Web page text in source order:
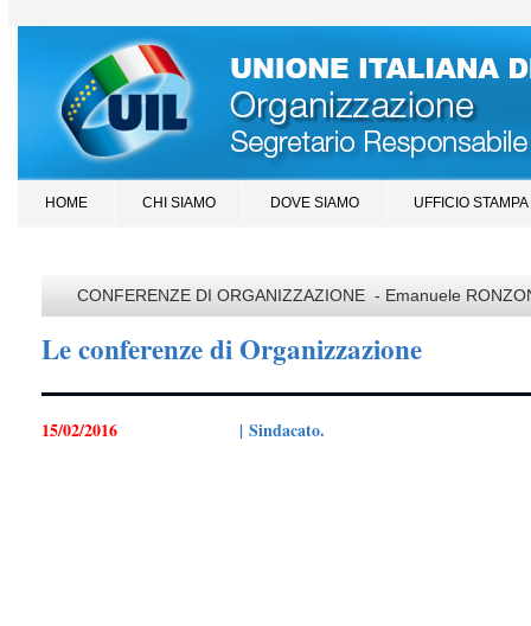
HOME CHI SIAMO DOVE SIAMO UFFICIO STAMPA
CONFERENZE DI ORGANIZZAZIONE - Emanuele
Le conferenze di Organizzazione
15/02/2016 | Sindacato.